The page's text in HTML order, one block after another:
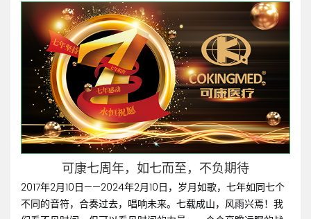
可康七周年，如七而至，不负期待
2017年2月10日——2024年2月10日，岁月如歌，七年如同七个
不同的音符，合奏过去，唱响未来。七载成山，风雨兴焉！我